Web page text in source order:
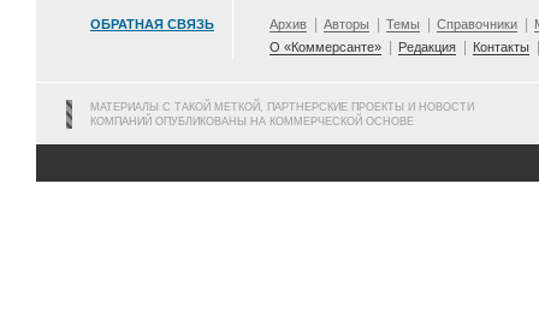
ОБРАТНАЯ СВЯЗЬ Архив Авторы Темы Справочники
О «Коммерсанте»
Редакция Контакты
МАТЕРИАЛЫ С ТАКОЙ МЕТКОЙ, ПАРТНЕРСКИЕ ПРОЕКТЫ И НОВОСТИ
КОМПАНИЙ ОПУБЛИКОВАНЫ НА КОММЕРЧЕСКОЙ ОСНОВЕ